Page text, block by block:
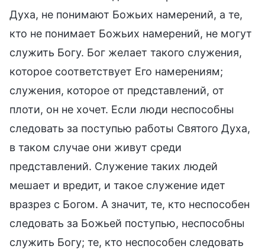
Духа, не понимают Божьих намерений, а те,
кто не понимает Божьих намерений, не могут
служить Богу. Бог желает такого служения,
которое соответствует Его намерениям;
служения, которое от представлений, от
плоти, он не хочет. Если люди неспособны
следовать за поступью работы Святого Духа,
в таком случае они живут среди
представлений. Служение таких людей
мешает и вредит, и такое служение идет
вразрез с Богом. А значит, те, кто неспособен
следовать за Божьей поступью, неспособны
служить Богу; те, кто неспособен следовать